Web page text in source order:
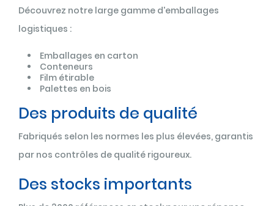
Découvrez notre large gamme d'emballages
logistiques :
Emballages en carton
Conteneurs
Film étirable
Palettes en bois
Des produits de qualité
Fabriqués selon les normes les plus élevées, garantis
par nos contrôles de qualité rigoureux.
Des stocks importants